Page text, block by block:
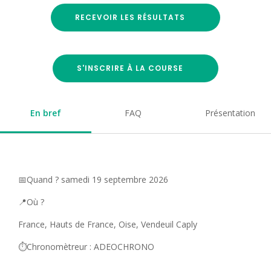
RECEVOIR LES RÉSULTATS
S'INSCRIRE À LA COURSE
En bref FAQ Présentation
📅Quand ? samedi 19 septembre 2026
📍Où ?
France, Hauts de France, Oise, Vendeuil Caply
⏱️Chronomètreur : ADEOCHRONO